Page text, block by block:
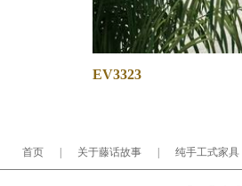
EV3323
首页 关于藤话故事 纯手工式家具